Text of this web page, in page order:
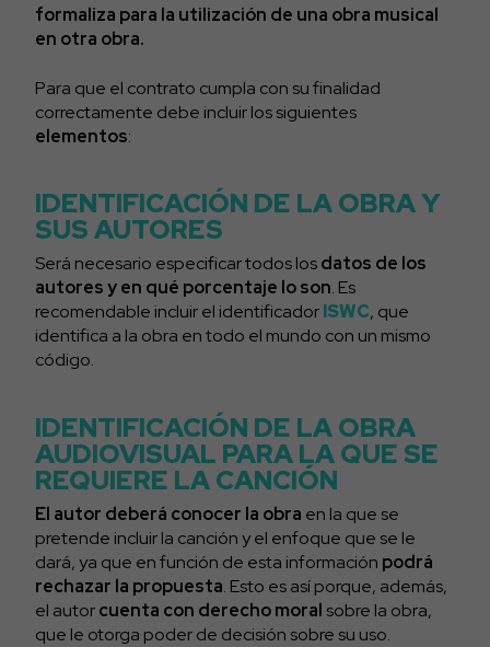
formaliza para la utilización de una obra musical
en otra obra.
Para que el contrato cumpla con su finalidad
correctamente debe incluir los siguientes
elementos:
IDENTIFICACIÓN DE LA OBRA Y
SUS AUTORES
Será necesario especificar todos losdatos de los
autores y en qué porcentaje lo son. Es
recomendable incluir el identificadorISWC, que
identifica a la obra en todo el mundo con un mismo
código.
IDENTIFICACIÓN DE LA OBRA
AUDIOVISUAL PARA LA QUE SE
REQUIERE LA CANCIÓN
El autor deberá conocer la obra en la que se
pretende incluir la canción y el enfoque que se le
dará, ya que en función de esta información podrá
rechazar la propuesta. Esto es así porque, además,
el autorcuenta con derecho moral sobre la obra,
que le otorga poder de decisión sobre su uso.